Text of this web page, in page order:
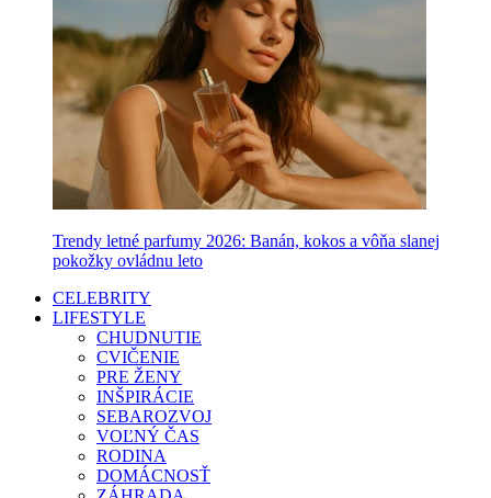
Trendy letné parfumy 2026: Banán, kokos a vôňa slanej
pokožky ovládnu leto
CELEBRITY
LIFESTYLE
CHUDNUTIE
CVIČENIE
PRE ŽENY
INŠPIRÁCIE
SEBAROZVOJ
VOĽNÝ ČAS
RODINA
DOMÁCNOSŤ